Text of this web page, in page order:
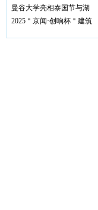
曼谷大学亮相泰国节与湖
2025＂京闻·创响杯＂建筑